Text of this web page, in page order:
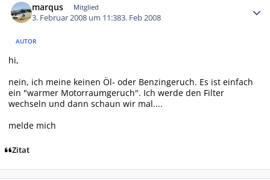
marqus Mitglied
3. Februar 2008 um 11:383. Feb 2008
AUTOR
hi,
nein, ich meine keinen Öl- oder Benzingeruch. Es ist einfach
ein "warmer Motorraumgeruch". Ich werde den Filter
wechseln und dann schaun wir mal....
melde mich
Zitat